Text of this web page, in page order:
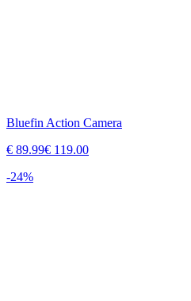
Bluefin Action Camera
€ 89.99€ 119.00
-24%